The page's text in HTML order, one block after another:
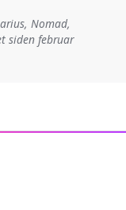
Nomad,
siden februar